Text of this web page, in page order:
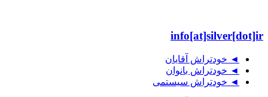
info[at]silver[dot]ir
◄ خودتراش آقایان
◄ خودتراش بانوان
◄ خودتراش سیستمی